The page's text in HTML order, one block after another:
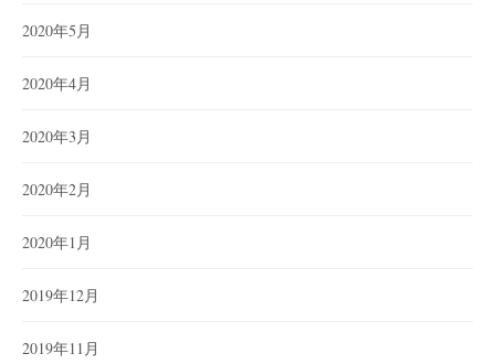
2020年5月
2020年4月
2020年3月
2020年2月
2020年1月
2019年12月
2019年11月